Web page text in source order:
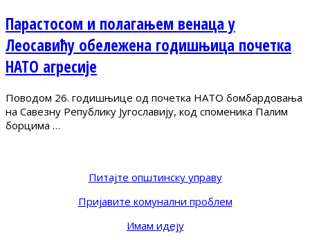
Парастосом и полагањем венаца у
Леосавићу обележена годишњица почетка
НАТО агресије
Поводом 26. годишњице од почетка НАТО бомбардовања
на Савезну Републику Југославију, код споменика Палим
борцима …
Питајте општинску управу
Пријавите комунални проблем
Имам идеју